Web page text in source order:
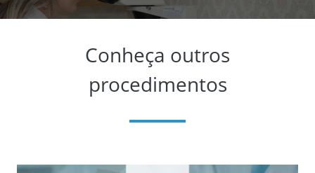
Conheça outros
procedimentos